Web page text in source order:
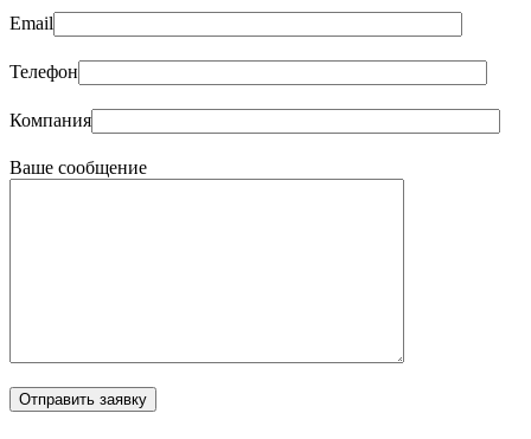
Email
Телефон
Компания
Ваше сообщение